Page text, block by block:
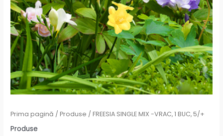
Prima pagină /Produse / FREESIA SINGLE MIX -VRAC, 1 BUC, 5/+
Produse